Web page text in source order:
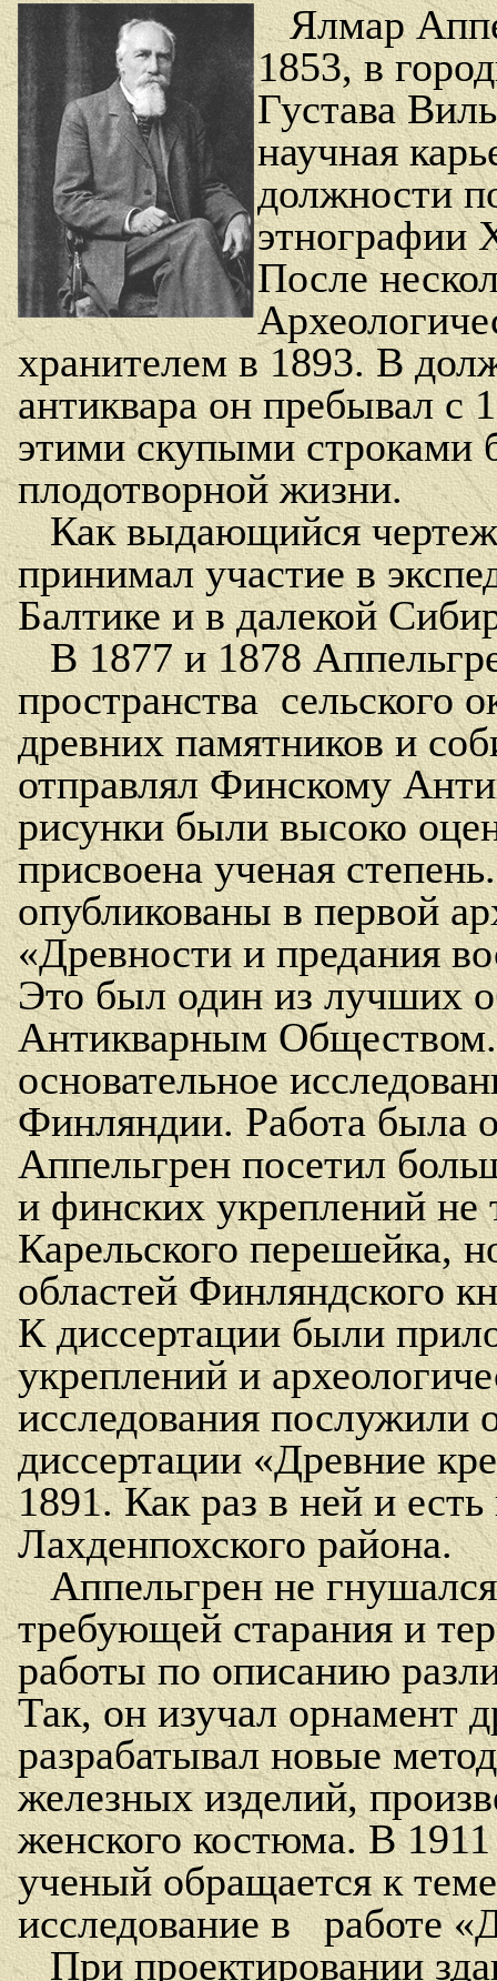
Ялмар
1853, в
Густава
научная
должности
этнографии
После
хранителем в 1893. В
антиквара он пребывал с
этими скупыми строками
плодотворной жизни.
Как выдающийся
принимал участие в
Балтике и в далекой
В 1877 и 1878
пространства сельского
древних памятников и
отправлял Финскому
рисунки были высоко
присвоена ученая
опубликованы в первой
«Древности и предания
Это был один из лучших
Антикварным Обществом.
основательное
Финляндии. Работа была
Аппельгрен посетил
и финских укреплений не
Карельского перешейка,
областей Финляндского
К диссертации были
укреплений и
исследования послужили
диссертации «Древние
1891. Как раз в ней и
Лахденпохского района.
Аппельгрен не
требующей старания и
работы по описанию
Так, он изучал орнамент
разрабатывал новые
железных изделий,
женского костюма. В
ученый обращается к
исследование в
работе
При проектировании